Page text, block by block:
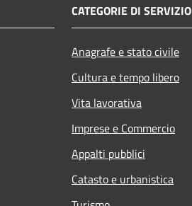
CATEGORIE DI SERVIZIO
Anagrafe e stato civile
Cultura e tempo libero
Vita lavorativa
Imprese e Commercio
Appalti pubblici
Catasto e urbanistica